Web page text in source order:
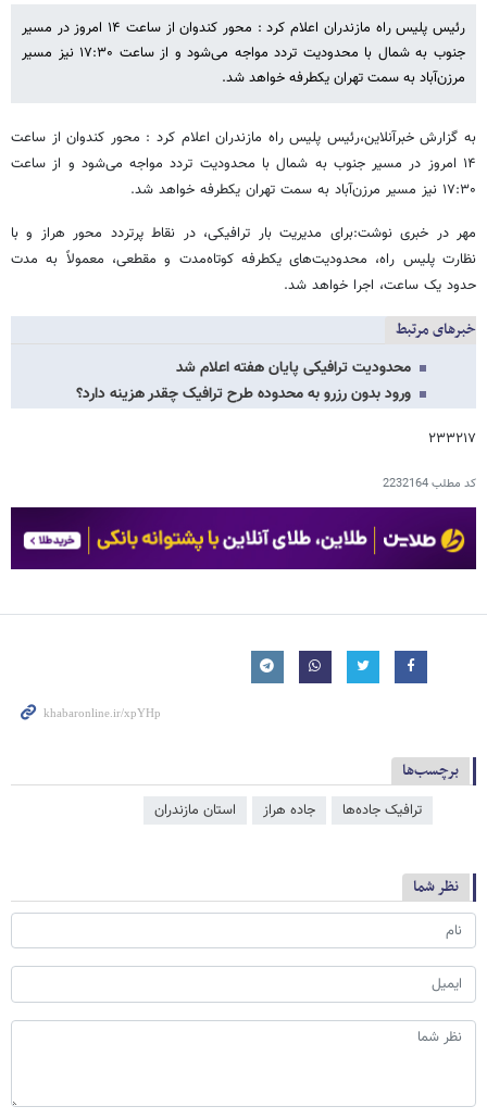
رئیس پلیس راه مازندران اعلام کرد : محور کندوان از ساعت ۱۴ امروز در مسیر
جنوب به شمال با محدودیت تردد مواجه می‌شود و از ساعت ۱۷:۳۰ نیز مسیر
مرزن‌آباد به سمت تهران یکطرفه خواهد شد.
به گزارش خبرآنلاین،رئیس پلیس راه مازندران اعلام کرد : محور کندوان از ساعت
۱۴ امروز در مسیر جنوب به شمال با محدودیت تردد مواجه می‌شود و از ساعت
۱۷:۳۰ نیز مسیر مرزن‌آباد به سمت تهران یکطرفه خواهد شد.
مهر در خبری نوشت:برای مدیریت بار ترافیکی، در نقاط پرتردد محور هراز و با
نظارت پلیس راه، محدودیت‌های یکطرفه کوتاه‌مدت و مقطعی، معمولاً به مدت
حدود یک ساعت، اجرا خواهد شد.
خبرهای مرتبط
محدودیت‌ ترافیکی پایان هفته اعلام شد
ورود بدون رزرو به محدوده طرح ترافیک چقدر هزینه دارد؟
۲۳۳۲۱۷
کد مطلب2232164
برچسب‌ها
ترافیک جاده‌ها جاده هراز استان مازندران
نظر شما